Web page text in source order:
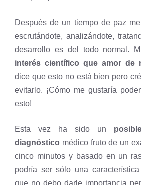
Después de un tiempo de paz
escrutándote, analizándote,
desarrollo es del todo normal.
interés científico que amor de
dice que esto no está bien pero
evitarlo. ¡Cómo me gustaría
esto!
Esta vez ha sido un
diagnóstico médico fruto de un
cinco minutos y basado en un
podría ser sólo una
que no debo darle importancia